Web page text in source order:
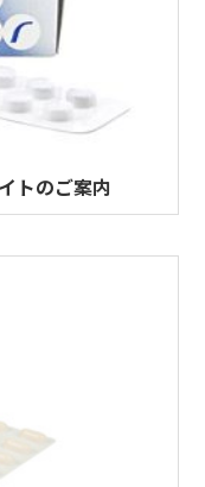
トのご案内